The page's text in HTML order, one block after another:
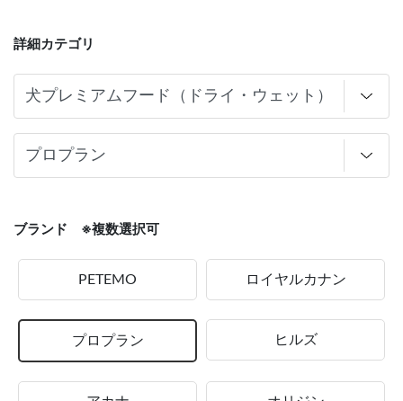
詳細カテゴリ
ブランド ※複数選択可
PETEMO ロイヤルカナン
プロプラン ヒルズ